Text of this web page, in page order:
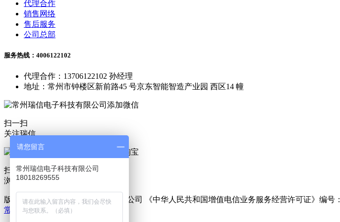
代理合作
销售网络
售后服务
公司总部
服务热线：4006122102
代理合作：13706122102 孙经理
地址：常州市钟楼区新前路45 号京东智能智造产业园 西区14 幢
扫一扫
关注瑞信
扫一扫
浏览淘宝
版权所有 © 常州瑞信电子科技有限公司 《中华人民共和国增值电信业务服务经营许可证》编号：
常州恒盾机械科技有限公司
请您留言
常州瑞信电子科技有限公司
18018269555